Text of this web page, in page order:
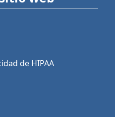
de HIPAA